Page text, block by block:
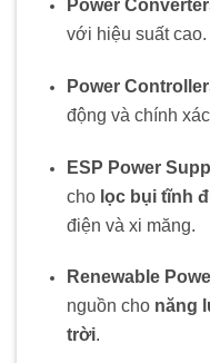
Power
với hiệu suất cao.
Power
động và chính
ESP Power
cho lọc bụi tĩnh
điện và xi măng.
Renewable
nguồn cho năng
trời.